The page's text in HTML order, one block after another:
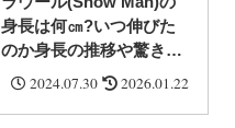
身長は何㎝?いつ伸びた
のか身長の推移や驚きの
股下・サバ読み・父親や
2024.07.30 2026.01.22